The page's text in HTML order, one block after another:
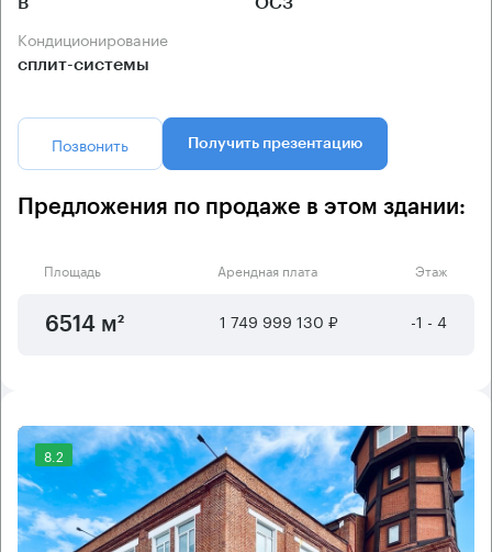
Кондиционирование
сплит-системы
Позвонить Получить презентацию
Предложения по продаже в этом здании:
Площадь Арендная плата Этаж
6514 м² 1 749 999 130 ₽ -1 - 4
8.2